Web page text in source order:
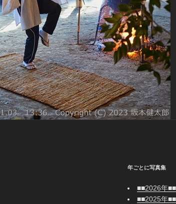
年ごとに写真集
■■2026年■■
■■2025年■■